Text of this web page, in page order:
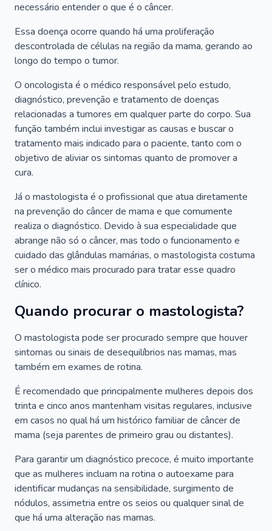
necessário entender o que é o câncer.
Essa doença ocorre quando há uma proliferação
descontrolada de células na região da mama, gerando ao
longo do tempo o tumor.
O oncologista é o médico responsável pelo estudo,
diagnóstico, prevenção e tratamento de doenças
relacionadas a tumores em qualquer parte do corpo. Sua
função também inclui investigar as causas e buscar o
tratamento mais indicado para o paciente, tanto com o
objetivo de aliviar os sintomas quanto de promover a
cura.
Já o mastologista é o profissional que atua diretamente
na prevenção do câncer de mama e que comumente
realiza o diagnóstico. Devido à sua especialidade que
abrange não só o câncer, mas todo o funcionamento e
cuidado das glândulas mamárias, o mastologista costuma
ser o médico mais procurado para tratar esse quadro
clínico.
Quando procurar o mastologista?
O mastologista pode ser procurado sempre que houver
sintomas ou sinais de desequilíbrios nas mamas, mas
também em exames de rotina.
É recomendado que principalmente mulheres depois dos
trinta e cinco anos mantenham visitas regulares, inclusive
em casos no qual há um histórico familiar de câncer de
mama (seja parentes de primeiro grau ou distantes).
Para garantir um diagnóstico precoce, é muito importante
que as mulheres incluam na rotina o autoexame para
identificar mudanças na sensibilidade, surgimento de
nódulos, assimetria entre os seios ou qualquer sinal de
que há uma alteração nas mamas.